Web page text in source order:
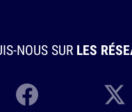
NOUS SUR LES